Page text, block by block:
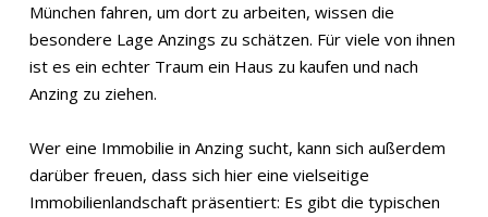
München fahren, um dort zu arbeiten, wissen die
besondere Lage Anzings zu schätzen. Für viele von ihnen
ist es ein echter Traum ein Haus zu kaufen und nach
Anzing zu ziehen.
Wer eine Immobilie in Anzing sucht, kann sich außerdem
darüber freuen, dass sich hier eine vielseitige
Immobilienlandschaft präsentiert: Es gibt die typischen